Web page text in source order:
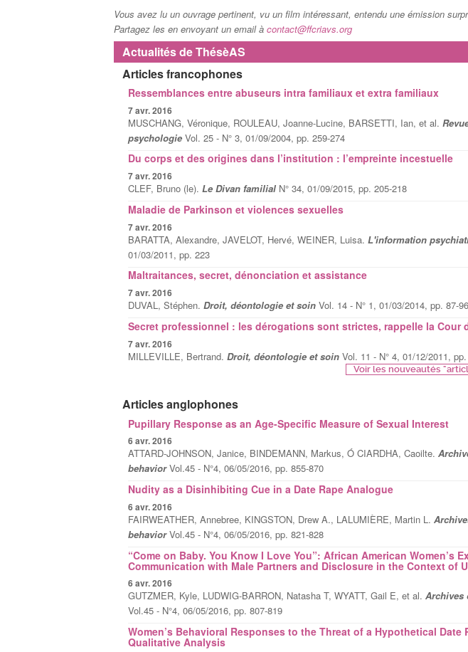
Vous avez lu un ouvrage pertinent, vu un film intéressant, entendu une émission
Partagez les en envoyant un email à contact@ffcriavs.org
Actualités de ThésèAS
Articles francophones
Ressemblances entre abuseurs intra familiaux et extra familiaux
7 avr. 2016
MUSCHANG, Véronique, ROULEAU, Joanne-Lucine, BARSETTI, Ian, et al.
psychologie Vol. 25 - N° 3, 01/09/2004, pp. 259-274
Du corps et des origines dans l’institution : l’empreinte incestuelle
7 avr. 2016
CLEF, Bruno (le). Le Divan familial N° 34, 01/09/2015, pp. 205-218
Maladie de Parkinson et violences sexuelles
7 avr. 2016
BARATTA, Alexandre, JAVELOT, Hervé, WEINER, Luisa. L'information
01/03/2011, pp. 223
Maltraitances, secret, dénonciation et assistance
7 avr. 2016
DUVAL, Stéphen. Droit, déontologie et soin Vol. 14 - N° 1, 01/03/2014, pp. 87-96
Secret professionnel : les dérogations sont strictes, rappelle la Cour
7 avr. 2016
MILLEVILLE, Bertrand. Droit, déontologie et soin Vol. 11 - N° 4, 01/12/2011,
Voir les nouveautés
Articles anglophones
Pupillary Response as an Age-Specific Measure of Sexual Interest
6 avr. 2016
ATTARD-JOHNSON, Janice, BINDEMANN, Markus, Ó CIARDHA, Caoilte.
behaviorVol.45 - N°4, 06/05/2016, pp. 855-870
Nudity as a Disinhibiting Cue in a Date Rape Analogue
6 avr. 2016
FAIRWEATHER, Annebree, KINGSTON, Drew A., LALUMIÈRE, Martin L.
behaviorVol.45 - N°4, 06/05/2016, pp. 821-828
“Come on Baby. You Know I Love You”: African American Women’s
Communication with Male Partners and Disclosure in the Context of
6 avr. 2016
GUTZMER, Kyle, LUDWIG-BARRON, Natasha T, WYATT, Gail E, et al. Archives
Vol.45 - N°4, 06/05/2016, pp. 807-819
Women’s Behavioral Responses to the Threat of a Hypothetical Date
Qualitative Analysis